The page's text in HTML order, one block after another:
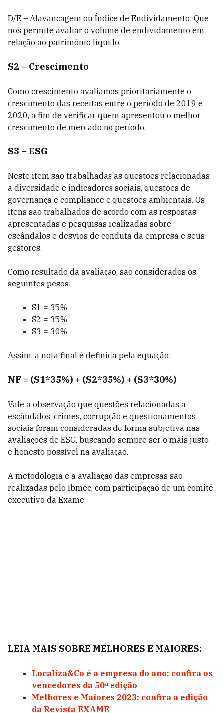
D/E – Alavancagem ou Índice de Endividamento: Que
nos permite avaliar o volume de endividamento em
relação ao patrimônio líquido.
S2 – Crescimento
Como crescimento avaliamos prioritariamente o
crescimento das receitas entre o período de 2019 e
2020, a fim de verificar quem apresentou o melhor
crescimento de mercado no período.
S3 – ESG
Neste item são trabalhadas as questões relacionadas
a diversidade e indicadores sociais, questões de
governança e compliance e questões ambientais. Os
itens são trabalhados de acordo com as respostas
apresentadas e pesquisas realizadas sobre
escândalos e desvios de conduta da empresa e seus
gestores.
Como resultado da avaliação, são considerados os
seguintes pesos:
S1 = 35%
S2 = 35%
S3 = 30%
Assim, a nota final é definida pela equação:
NF = (S1*35%) + (S2*35%) + (S3*30%)
Vale a observação que questões relacionadas a
escândalos, crimes, corrupção e questionamentos
sociais foram consideradas de forma subjetiva nas
avaliações de ESG, buscando sempre ser o mais justo
e honesto possível na avaliação.
A metodologia e a avaliação das empresas são
realizadas pelo Ibmec, com participação de um comitê
executivo da Exame.
LEIA MAIS SOBRE MELHORES E MAIORES:
Localiza&Co é a empresa do ano; confira os
vencedores da 50ª edição
Melhores e Maiores 2023: confira a edição
da Revista EXAME